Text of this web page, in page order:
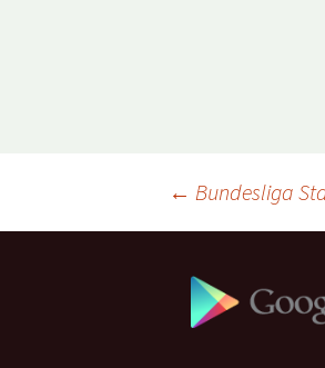
← Bundesliga